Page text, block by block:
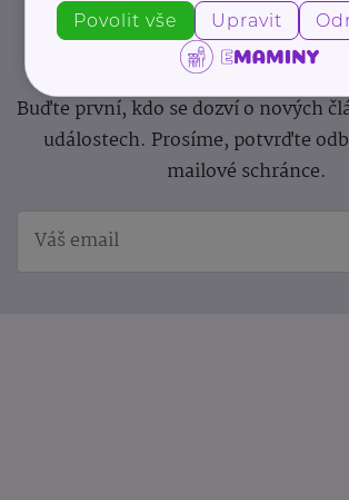
Newsletter webu eMaminy.cz.
odběru a čtěte o tématech, které
v náročném období nebo
Buďte první, kdo se dozví o nových
událostech. Prosíme, potvrďte
mailové schránce.
Povolit vše Upravit